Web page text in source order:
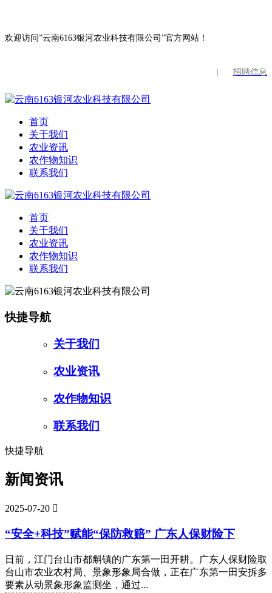
欢迎访问”云南6163银河农业科技有限公司”官方网站！
招聘信息
首页
关于我们
农业资讯
农作物知识
联系我们
首页
关于我们
农业资讯
农作物知识
联系我们
快捷导航
关于我们
农业资讯
农作物知识
联系我们
快捷导航
新闻资讯
2025-07-20 
“安全+科技”赋能“保防救赔” 广东人保财险下
日前，江门台山市都斛镇的广东第一田开耕。广东人保财险取
台山市农业农村局、景象形象局合做，正在广东第一田安拆多
要素从动景象形象监测坐，通过...